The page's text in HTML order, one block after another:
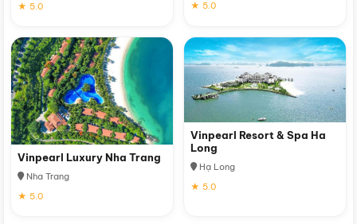
★ 5.0
★ 5.0
Vinpearl Luxury Nha Trang
Nha Trang
★ 5.0
Vinpearl Resort & Spa Ha
Long
Hạ Long
★ 5.0